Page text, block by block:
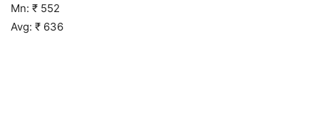
Mn: ₹ 552
Avg: ₹ 636